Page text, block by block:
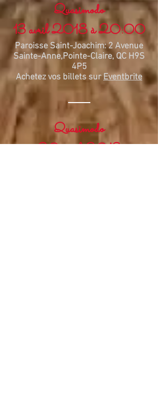
Quasimodo
13 avril 2018 à 20:00
Paroisse Saint-Joachim: 2 Avenue
Sainte-Anne,Pointe-Claire, QC H9S
4P5
Achetez vos billets surEventbrite
Quasimodo
20 avril 2018